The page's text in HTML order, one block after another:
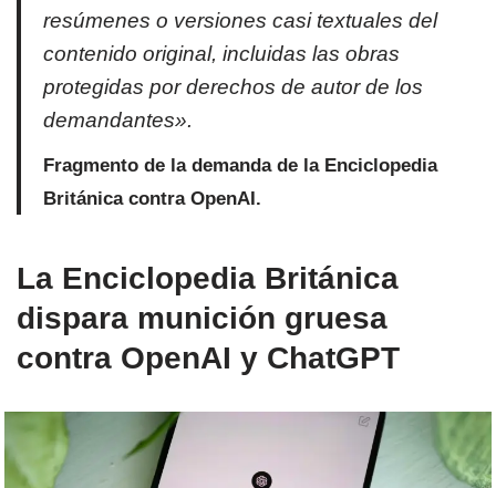
resúmenes o versiones casi textuales del
contenido original, incluidas las obras
protegidas por derechos de autor de los
demandantes».
Fragmento de la demanda de la Enciclopedia
Británica contra OpenAI.
La Enciclopedia Británica
dispara munición gruesa
contra OpenAI y ChatGPT